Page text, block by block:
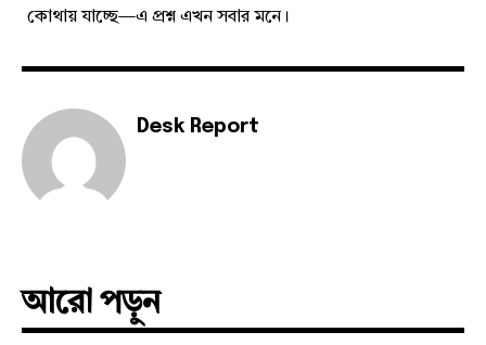
কোথায় যাচ্ছে—এ প্রশ্ন এখন সবার মনে।
Desk Report
আরো পড়ুন